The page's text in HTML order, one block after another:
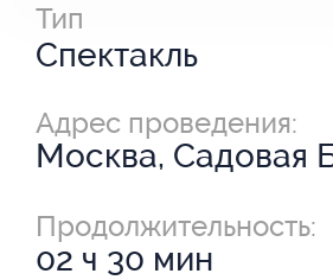
Тип
Спектакль
Адрес проведения:
Москва, Садовая
Продолжительность:
02 ч 30 мин